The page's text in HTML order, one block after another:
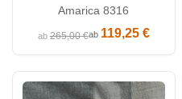
Amarica 8316
ab265,00 €ab 119,25 €